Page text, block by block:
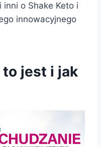
o Shake Keto i
innowacyjnego
to jest i jak